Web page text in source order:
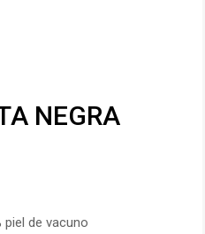
NEGRA
piel de vacuno